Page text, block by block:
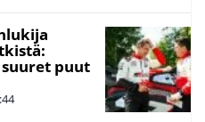
puut